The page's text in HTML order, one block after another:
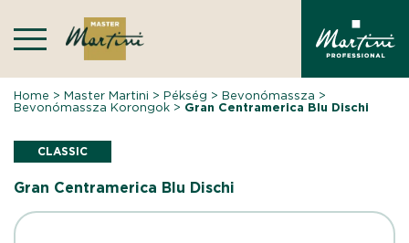
content
Home >Master Martini >Pékség >Bevonómassza >
Bevonómassza Korongok > Gran Centramerica Blu Dischi
CLASSIC
Gran Centramerica Blu Dischi